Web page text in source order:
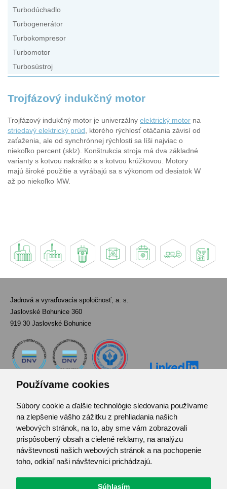
Používame cookies
Súbory cookie a ďalšie technológie sledovania používame
na zlepšenie vášho zážitku z prehliadania našich
webových stránok, na to, aby sme vám zobrazovali
prispôsobený obsah a cielené reklamy, na analýzu
návštevnosti našich webových stránok a na pochopenie
toho, odkiaľ naši návštevníci prichádzajú.
Súhlasím
Turbodúchadlo
Turbogenerátor
Turbokompresor
Turbomotor
Turbosústroj
Trojfázový indukčný motor
Trojfázový indukčný motor je univerzálny elektrický motor na
striedavý elektrický prúd , ktorého rýchlosť otáčania závisí od
zaťaženia, ale od synchrónnej rýchlosti sa líši najviac o
niekoľko percent (sklz). Konštrukcia stroja má dva základné
varianty s kotvou nakrátko a s kotvou krúžkovou. Motory
majú široké použitie a vyrábajú sa s výkonom od desiatok W
až po niekoľko MW.
Jadrová a vyraďovacia spoločnosť, a. s.
Jaslovské Bohunice 360
919 30 Jaslovské Bohunice
Kontakt
Pozvánka do infocentra
Zoznam použitých skratiek
Mapa stránok
RSS
Centrum predvolieb cookies